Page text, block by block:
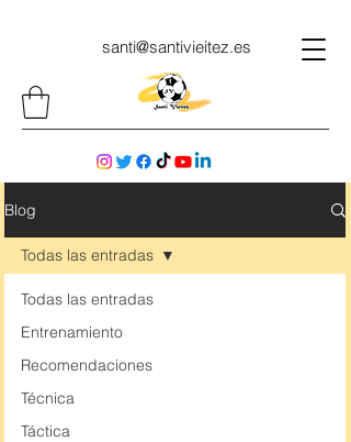
santi@santivieitez.es
Blog
Todas las entradas
Entrenamiento
Recomendaciones
Técnica
Táctica
Todas las entradas